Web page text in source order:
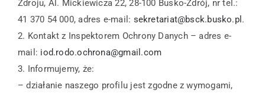
Zdroju, Al. Mickiewicza 22, 28-100 Busko-Zdrój, nr tel.:
41 370 54 000, adres e-mail: sekretariat@bsck.busko.pl .
2. Kontakt z Inspektorem Ochrony Danych – adres e-
mail: iod.rodo.ochrona@gmail.com
3. Informujemy, że:
– działanie naszego profilu jest zgodne z wymogami,